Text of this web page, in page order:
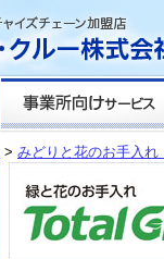
> みどりと花のお手入